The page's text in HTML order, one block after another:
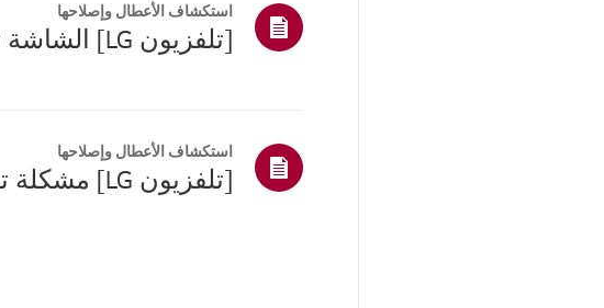
استكشاف الأعطال وإصلاحها
[تلفزيون LG] الشاشة تنقطع وتتجمد
استكشاف الأعطال وإصلاحها
[تلفزيون LG] مشكلة ترجمة فيديو USB